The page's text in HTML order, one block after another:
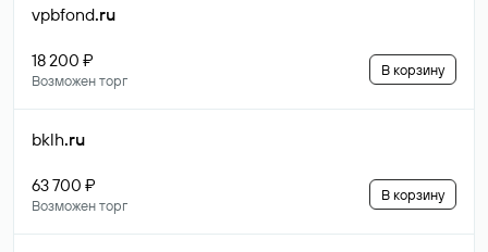
vpbfond.ru
18 200 ₽
Возможен торг
В корзину
bklh.ru
63 700 ₽
Возможен торг
В корзину